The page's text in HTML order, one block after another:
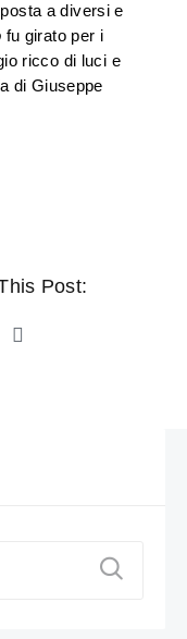
a diversi e
fu girato per i
ricco di luci e
di Giuseppe
Post: